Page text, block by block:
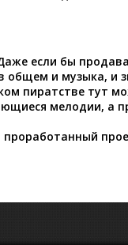
если бы
общем и музыка, и
пиратстве тут
мелодии, а